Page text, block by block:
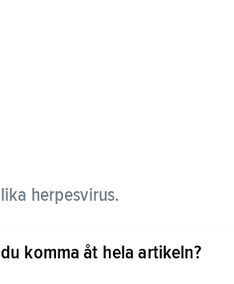
herpesvirus.
ger blåsor och sår på
när man kysser någon. Den andra
komma åt hela artikeln?